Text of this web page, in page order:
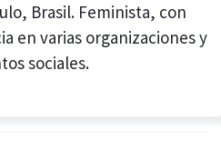
Brasil. Feminista, con
en varias organizaciones y
sociales.